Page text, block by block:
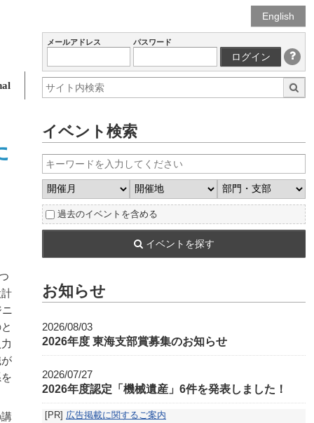
English
メールアドレス パスワード
ログイン
イベント検索
過去のイベントを含める
イベントを探す
お知らせ
2026/08/03
2026年度 東海支部賞募集のお知らせ
2026/07/27
2026年度認定「機械遺産」6件を発表しました！
[PR] 広告掲載に関するご案内